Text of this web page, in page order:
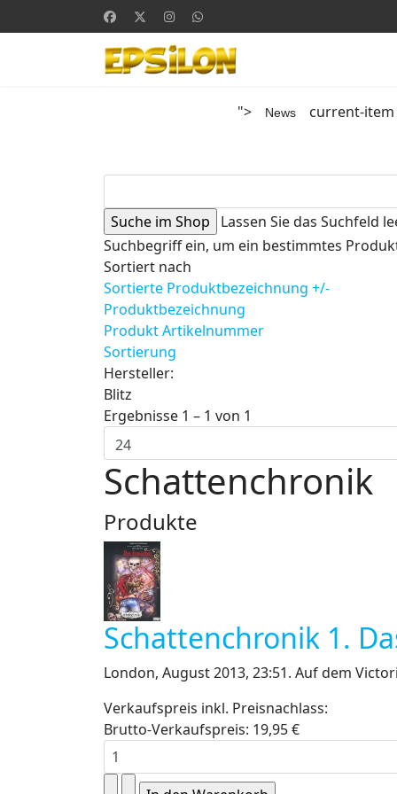
"> News current-item
Lassen Sie das Suchfeld
Suchbegriff ein, um ein bestimmtes
Sortiert nach
Sortierte Produktbezeichnung +/-
Produktbezeichnung
Produkt Artikelnummer
Sortierung
Hersteller:
Blitz
Ergebnisse 1 – 1 von 1
Schattenchronik
Produkte
Schattenchronik 1.
London, August 2013, 23:51. Auf dem
Verkaufspreis inkl. Preisnachlass:
Brutto-Verkaufspreis: 19,95 €